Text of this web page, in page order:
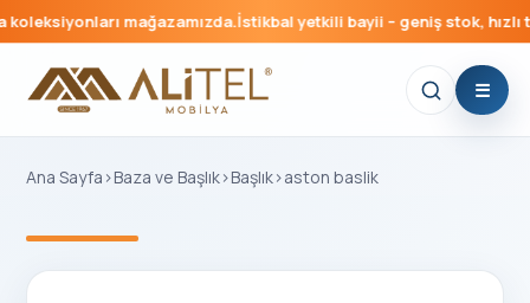
mağazamızda.İstikbal yetkili bayii – geniş stok, hızlı
Ana Sayfa ›Baza ve Başlık›Başlık›aston baslik